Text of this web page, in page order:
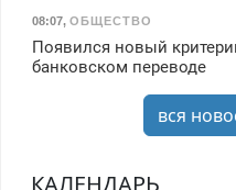
08:07, ОБЩЕСТВО
Появился новый
банковском переводе
вся
КАЛЕНДАРЬ